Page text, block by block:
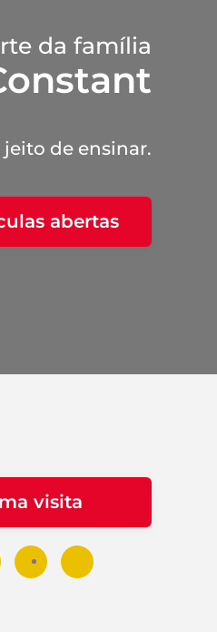
da família
jeito de ensinar.
abertas
visita